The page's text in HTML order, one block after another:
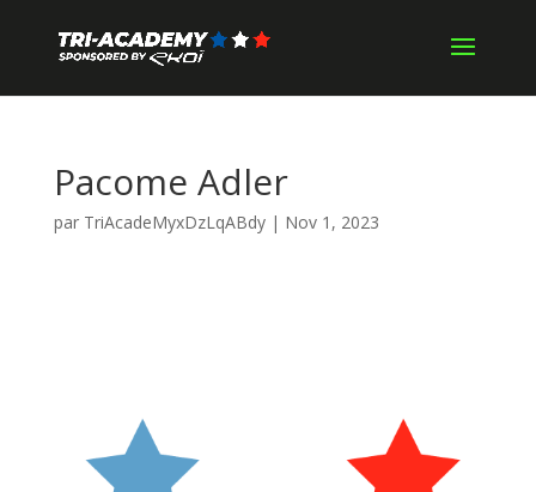
Pacome Adler
par TriAcadeMyxDzLqABdy| Nov 1, 2023